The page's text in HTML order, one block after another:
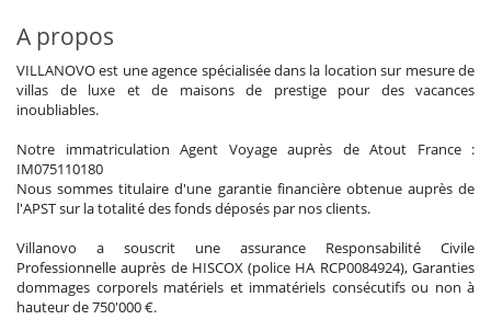
A propos
VILLANOVO est une agence spécialisée dans la location sur mesure de
villas de luxe et de maisons de prestige pour des vacances
inoubliables.
Notre immatriculation Agent Voyage auprès de Atout France :
IM075110180
Nous sommes titulaire d'une garantie financière obtenue auprès de
l'APST sur la totalité des fonds déposés par nos clients.
Villanovo a souscrit une assurance Responsabilité Civile
Professionnelle auprès de HISCOX (police HA RCP0084924), Garanties
dommages corporels matériels et immatériels consécutifs ou non à
hauteur de 750'000 €.